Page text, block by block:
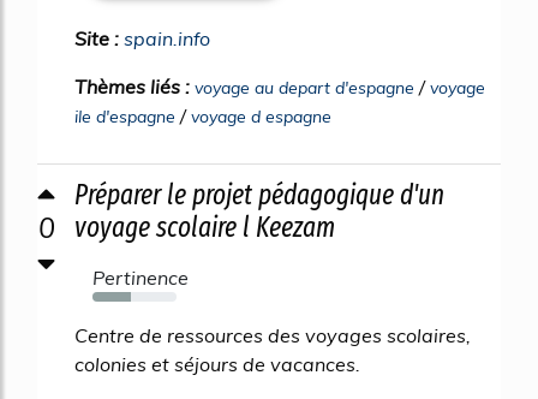
Site : spain.info
Thèmes liés : voyage au depart d'espagne /voyage
ile d'espagne /voyage d espagne
0
Préparer le projet pédagogique d'un
voyage scolaire l Keezam
Pertinence
46%
Centre de ressources des voyages scolaires,
colonies et séjours de vacances.